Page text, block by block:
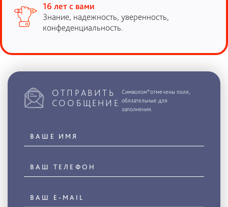
16 лет с вами
Знание, надежность, уверенность,
конфеденциальность.
ОТПРАВИТЬ
СООБЩЕНИЕ
Символом*отмечены поля,
обязательные для
заполнения.